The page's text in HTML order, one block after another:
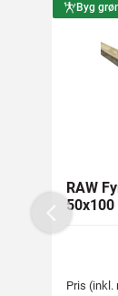
Byg
RAW
50x100
Pris (inkl.